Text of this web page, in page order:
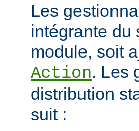
Les
intégrante du
module, soit
Action. Les
distribution
suit :